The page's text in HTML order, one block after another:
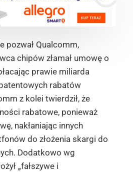
pozwał Qualcomm,
chipów złamał umowę o
prawie miliarda
rabatów
z kolei twierdził, że
rabatowe, ponieważ
nakłaniając innych
do złożenia skargi do
Dodatkowo wg
„fałszywe i